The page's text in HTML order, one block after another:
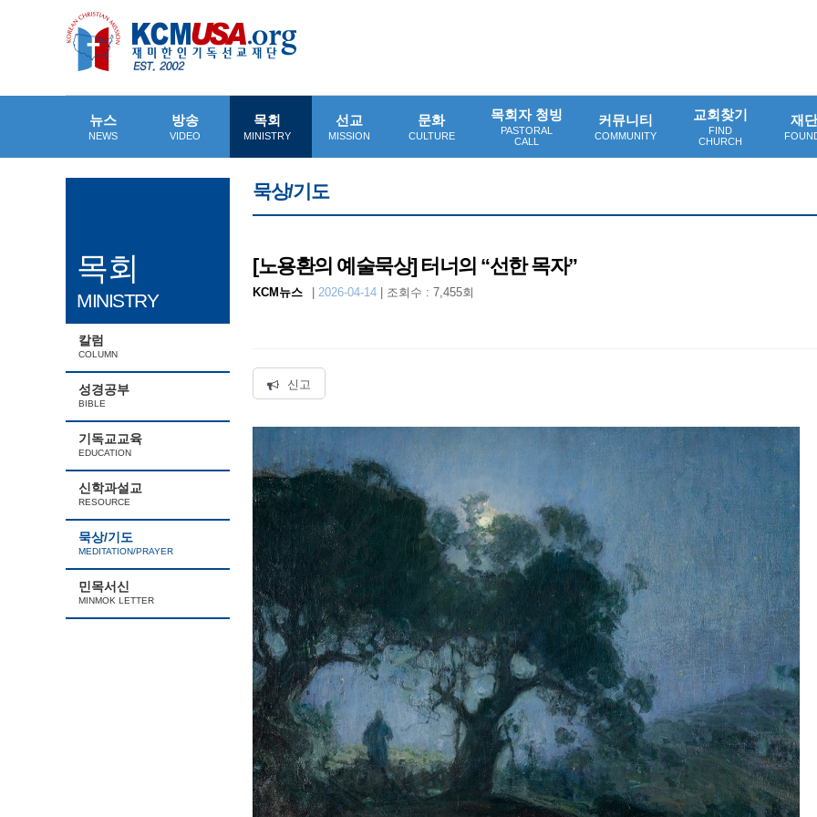
뉴스
NEWS
방송
VIDEO
목회
MINISTRY
선교
MISSION
문화
CULTURE
목회자 청빙
PASTORAL
CALL
커뮤니티
COMMUNITY
교회찾기
FIND
CHURCH
재
목회
MINISTRY
칼럼
COLUMN
성경공부
BIBLE
기독교교육
EDUCATION
신학과설교
RESOURCE
묵상/기도
MEDITATION/PRAYER
민목서신
MINMOK LETTER
묵상/기도
[노용환의 예술묵상] 터너의 “선한 목자”
KCM뉴스 2026-04-14 조회수 : 7,455회
신고